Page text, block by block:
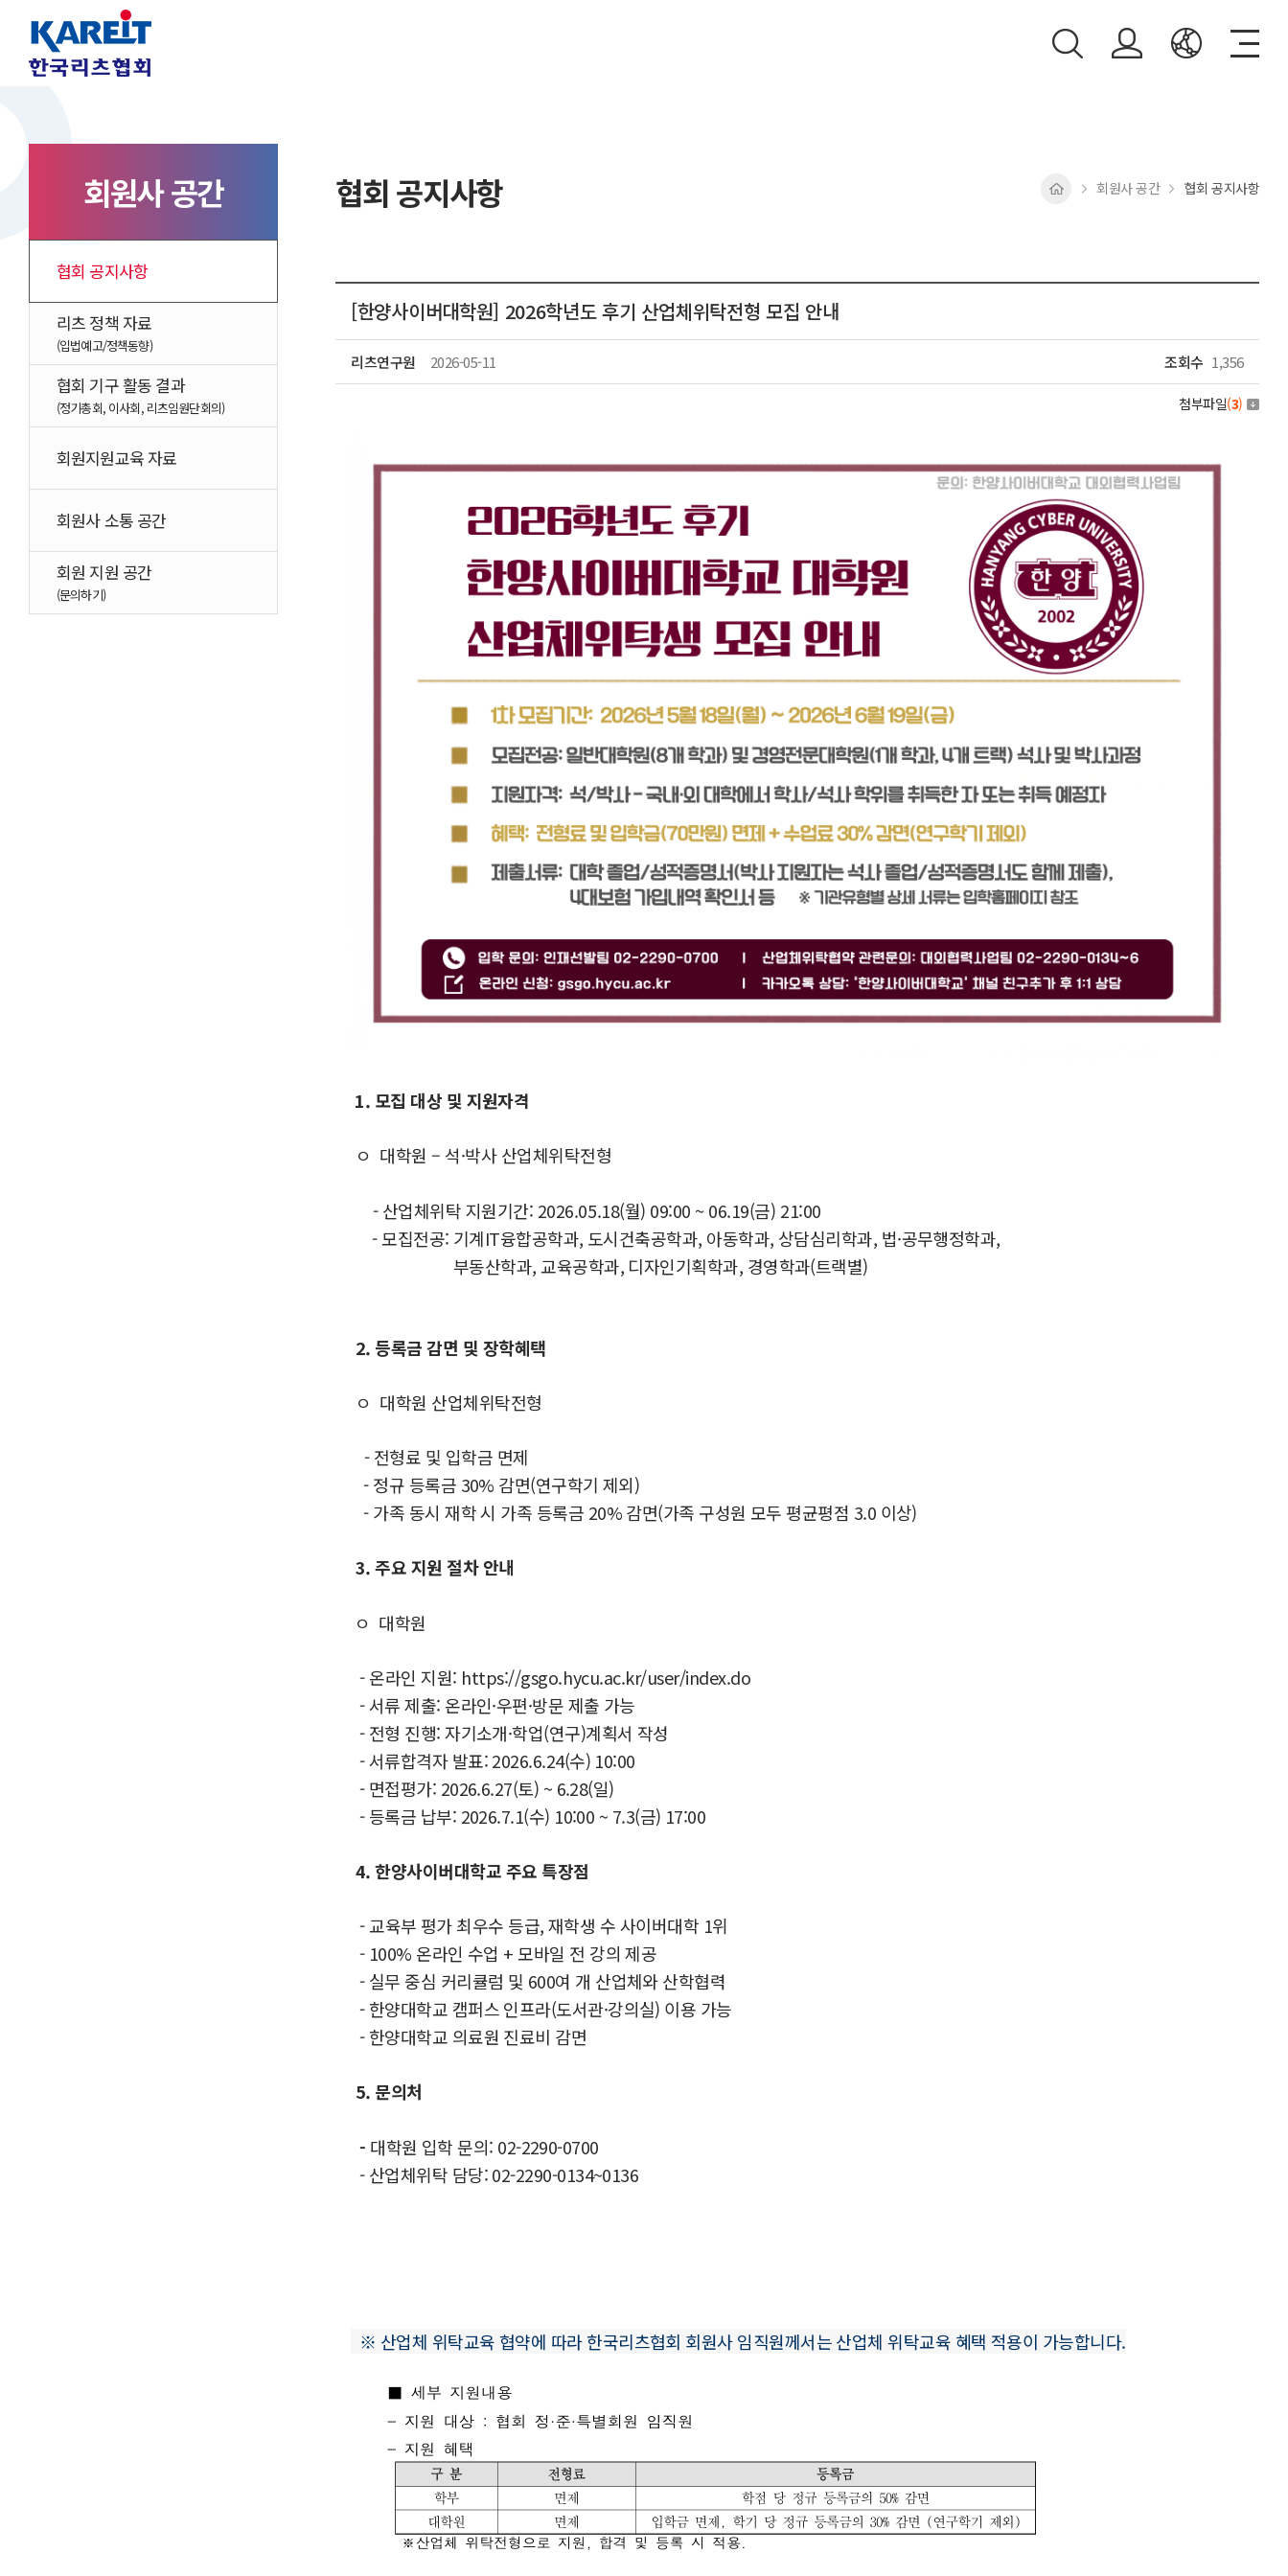
회원사 공간
협회 공지사항
리츠 정책 자료
(입법예고/정책동향)
협회 기구 활동 결과
(정기총회, 이사회, 리츠임원단회의)
회원지원교육 자료
회원사 소통 공간
회원 지원 공간
(문의하기)
협회 공지사항 회원사 공간 협회 공지사항
[한양사이버대학원] 2026학년도 후기 산업체위탁전형 모집 안내
리츠연구원 2026-05-11 조회수 1,356
첨부파일(3)
1. 모집 대상 및 지원자격
ㅇ 대학원 – 석·박사 산업체위탁전형
- 산업체위탁 지원기간: 2026.05.18(월) 09:00 ~ 06.19(금) 21:00
- 모집전공: 기계IT융합공학과, 도시건축공학과, 아동학과, 상담심리학과, 법·공무행정학과,
부동산학과, 교육공학과, 디자인기획학과, 경영학과(트랙별)
2. 등록금 감면 및 장학혜택
ㅇ 대학원 산업체위탁전형
- 전형료 및 입학금 면제
- 정규 등록금 30% 감면(연구학기 제외)
- 가족 동시 재학 시 가족 등록금 20% 감면(가족 구성원 모두 평균평점 3.0 이상)
3. 주요 지원 절차 안내
ㅇ 대학원
- 온라인 지원: https://gsgo.hycu.ac.kr/user/index.do
- 서류 제출: 온라인·우편·방문 제출 가능
- 전형 진행: 자기소개·학업(연구)계획서 작성
- 서류합격자 발표: 2026.6.24(수) 10:00
- 면접평가: 2026.6.27(토) ~ 6.28(일)
- 등록금 납부: 2026.7.1(수) 10:00 ~ 7.3(금) 17:00
4. 한양사이버대학교 주요 특장점
-교육부 평가 최우수 등급, 재학생 수 사이버대학 1위
- 100% 온라인 수업 + 모바일 전 강의 제공
- 실무 중심 커리큘럼 및 600여 개 산업체와 산학협력
- 한양대학교 캠퍼스 인프라(도서관·강의실) 이용 가능
- 한양대학교 의료원 진료비 감면
5. 문의처
- 대학원 입학 문의: 02-2290-0700
- 산업체위탁 담당: 02-2290-0134~0136
※ 산업체 위탁교육 협약에 따라 한국리츠협회 회원사 임직원께서는 산업체 위탁교육 혜택 적용이 가능합니다.